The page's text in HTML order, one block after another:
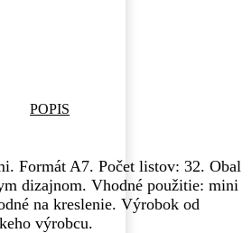
POPIS
Formát A7. Počet listov: 32. Obal
dizajnom. Vhodné použitie: mini
na kreslenie. Výrobok od
výrobcu.